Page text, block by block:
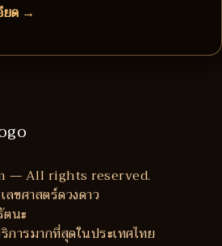
ยด →
— All rights reserved.
ลขศาสตร์ดวงดาว
นะ
การมากที่สุดในประเทศไทย